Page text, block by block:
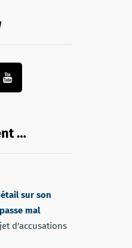
…
sur son
mal
d'accusations